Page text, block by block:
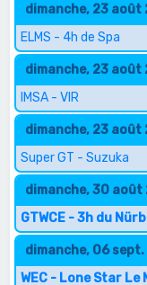
dimanche, 23 août
ELMS - 4h de Spa
dimanche, 23 août
IMSA - VIR
dimanche, 23 août
Super GT - Suzuka
dimanche, 30 août
GTWCE - 3h du
dimanche, 06
WEC - Lone Star Le